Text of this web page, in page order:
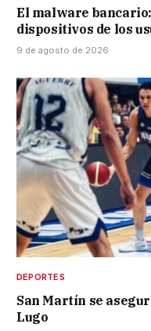
El malware
dispositivos de los
9 de agosto de 2026
DEPORTES
San Martín se
Lugo